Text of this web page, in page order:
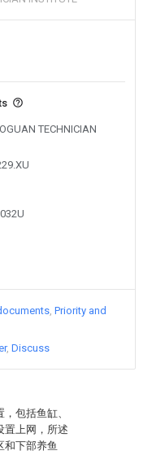
包括鱼缸、
置上网，所述
和下部养鱼
TECHNICIAN
Priority and
Discuss